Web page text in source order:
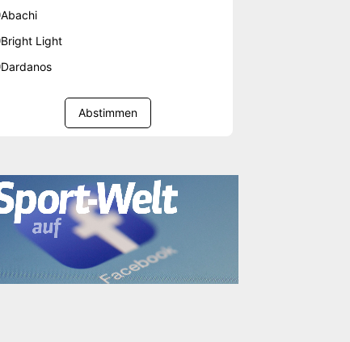
Abachi
Bright Light
Dardanos
Abstimmen